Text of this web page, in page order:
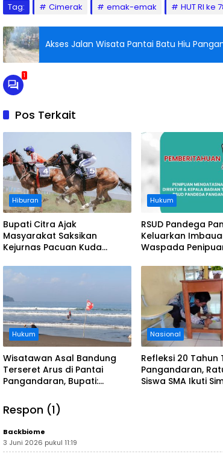
Tag: Cimerak emak-emak HUT RI ke
Akses Jalan Wisata Pantai Batu Hiu
1
Pos Terkait
Hiburan
Bupati Citra Ajak
Masyarakat Saksikan
Kejurnas Pacuan Kuda
Legokjawa
Hukum
RSUD Pandega
Keluarkan
Waspada
Hukum
Wisatawan Asal Bandung
Terseret Arus di Pantai
Pangandaran, Bupati:
Aturan
Nasional
Refleksi 20 Tahun
Pangandaran,
Siswa SMA Ikuti
Respon (1)
Backbiome
3 Juni 2026 pukul 11:19